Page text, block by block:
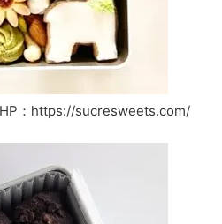
：https://sucresweets.com/